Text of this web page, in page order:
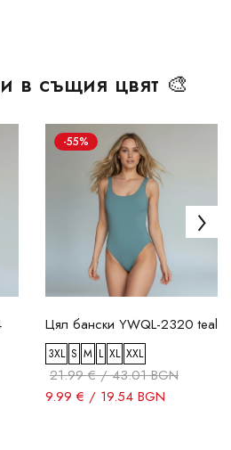
в същия цвят 🎨
-55%
Цял бански YWQL-2320 teal
3XL S M L XL XXL
21.99 € / 43.01 BGN
9.99 € / 19.54 BGN